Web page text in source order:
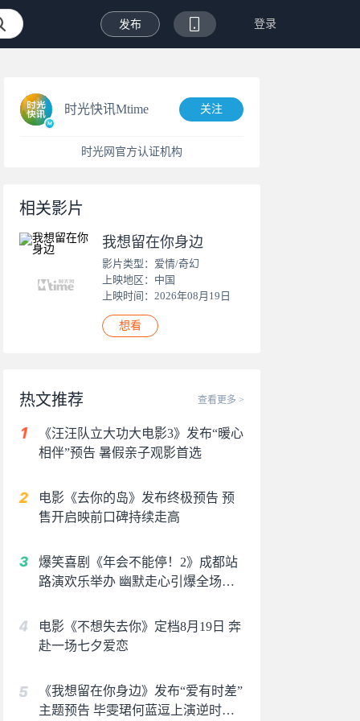
发布 登录
时光快讯Mtime 关注
时光网官方认证机构
相关影片
我想留在你身边
影片类型：爱情/奇幻
上映地区：中国
上映时间：2026年08月19日
想看
热文推荐 查看更多 >
《汪汪队立大功大电影3》发布“暖心
相伴”预告 暑假亲子观影首选
电影《去你的岛》发布终极预告 预
售开启映前口碑持续走高
爆笑喜剧《年会不能停！2》成都站
路演欢乐举办 幽默走心引爆全场共
电影《不想失去你》定档8月19日 奔
赴一场七夕爱恋
《我想留在你身边》发布“爱有时差”
主题预告 毕雯珺何蓝逗上演逆时虐